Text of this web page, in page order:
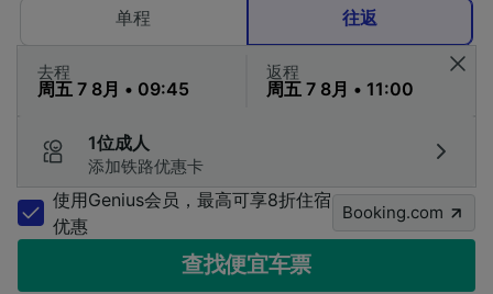
单程
往返
去程 返程
1位成人
添加铁路优惠卡
使用Genius会员，最高可享8折住宿
优惠
Booking.com
查找便宜车票